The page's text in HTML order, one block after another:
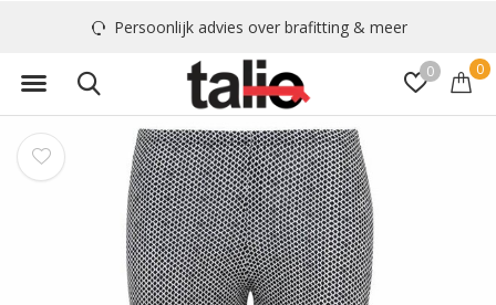
0 0
Persoonlijk advies over brafitting & meer